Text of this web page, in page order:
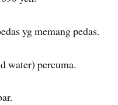
yg memang pedas.
water) percuma.